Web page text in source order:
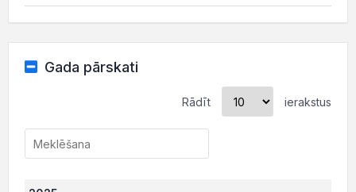
Gada pārskati
Rādīt ierakstus